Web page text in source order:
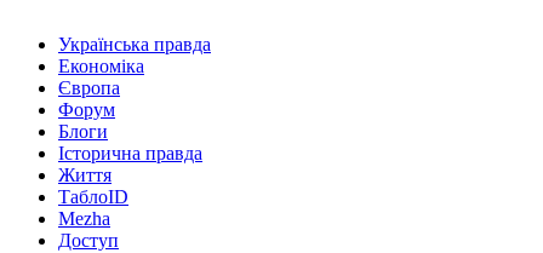
Українська правда
Економіка
Європа
Форум
Блоги
Історична правда
Життя
ТаблоID
Mezha
Доступ